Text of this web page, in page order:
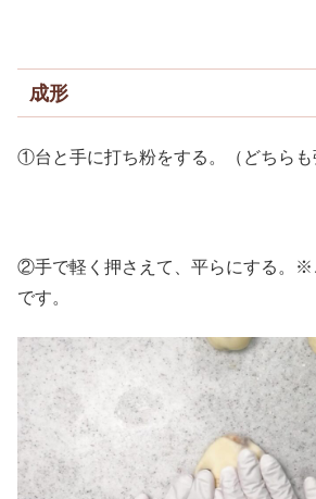
成形
①台と手に打ち粉をする。（どちらも
②手で軽く押さえて、平らにする。※
です。